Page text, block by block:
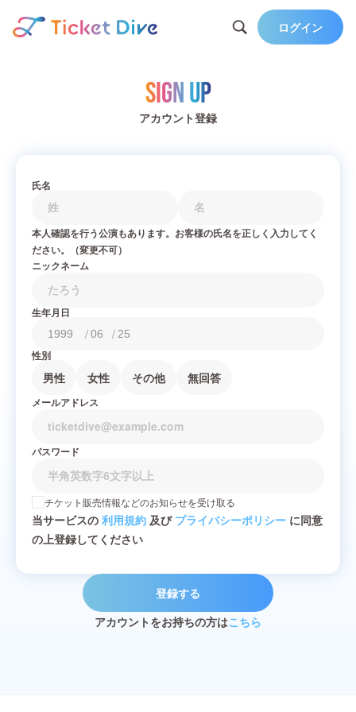
ログイン
Sign Up
アカウント登録
氏名
本人確認を行う公演もあります。お客様の氏名を正しく入力してく
ださい。（変更不可）
ニックネーム
生年月日
/ /
性別
男性 女性 その他 無回答
メールアドレス
パスワード
チケット販売情報などのお知らせを受け取る
当サービスの 利用規約 及び プライバシーポリシー に同意
の上登録してください
登録する
アカウントをお持ちの方はこちら